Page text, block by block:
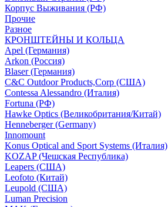
Корпус Выживания (РФ)
Прочие
Разное
КРОНШТЕЙНЫ И КОЛЬЦА
Apel (Германия)
Arkon (Россия)
Blaser (Германия)
C&C Outdoor Products,Corp (США)
Contessa Alessandro (Италия)
Fortuna (РФ)
Hawke Optics (Великобритания/Китай)
Henneberger (Germany)
Innomount
Konus Optical and Sport Systems (Италия)
KOZAP (Чешская Республика)
Leapers (США)
Leofoto (Китай)
Leupold (США)
Luman Precision